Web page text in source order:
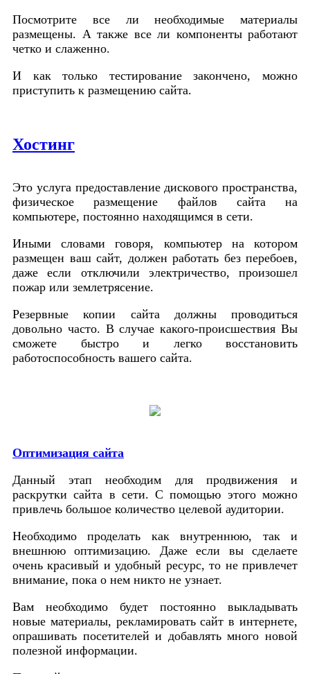
Посмотрите все ли необходимые материалы
размещены. А также все ли компоненты работают
четко и слаженно.
И как только тестирование закончено, можно
приступить к размещению сайта.
Хостинг
Это услуга предоставление дискового пространства,
физическое размещение файлов сайта на
компьютере, постоянно находящимся в сети.
Иными словами говоря, компьютер на котором
размещен ваш сайт, должен работать без перебоев,
даже если отключили электричество, произошел
пожар или землетрясение.
Резервные копии сайта должны проводиться
довольно часто. В случае какого-происшествия Вы
сможете быстро и легко восстановить
работоспособность вашего сайта.
Оптимизация сайта
Данный этап необходим для продвижения и
раскрутки сайта в сети. С помощью этого можно
привлечь большое количество целевой аудитории.
Необходимо проделать как внутреннюю, так и
внешнюю оптимизацию. Даже если вы сделаете
очень красивый и удобный ресурс, то не привлечет
внимание, пока о нем никто не узнает.
Вам необходимо будет постоянно выкладывать
новые материалы, рекламировать сайт в интернете,
опрашивать посетителей и добавлять много новой
полезной информации.